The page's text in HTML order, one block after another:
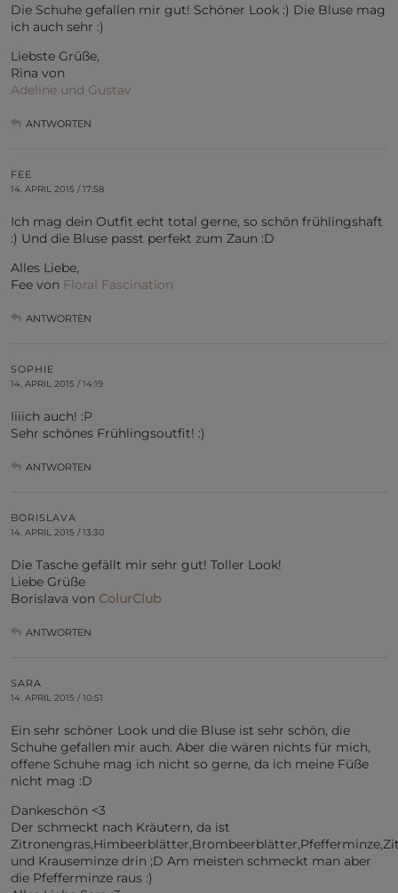
Die Schuhe gefallen mir gut! Schöner Look :) Die Bluse mag
ich auch sehr :)
Liebste Grüße,
Rina von
Adeline und Gustav
ANTWORTEN
FEE
14. APRIL 2015 / 17:58
Ich mag dein Outfit echt total gerne, so schön frühlingshaft
:) Und die Bluse passt perfekt zum Zaun :D
Alles Liebe,
Fee von Floral Fascination
ANTWORTEN
SOPHIE
14. APRIL 2015 / 14:19
Iiiich auch! :P
Sehr schönes Frühlingsoutfit! :)
ANTWORTEN
BORISLAVA
14. APRIL 2015 / 13:30
Die Tasche gefällt mir sehr gut! Toller Look!
Liebe Grüße
Borislava von ColurClub
ANTWORTEN
SARA
14. APRIL 2015 / 10:51
Ein sehr schöner Look und die Bluse ist sehr schön, die
Schuhe gefallen mir auch. Aber die wären nichts für mich,
offene Schuhe mag ich nicht so gerne, da ich meine Füße
nicht mag :D
Dankeschön <3
Der schmeckt nach Kräutern, da ist
und Krauseminze drin ;D Am meisten schmeckt man aber
die Pfefferminze raus :)